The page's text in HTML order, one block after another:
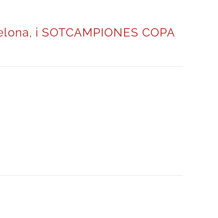
i SOTCAMPIONES COPA